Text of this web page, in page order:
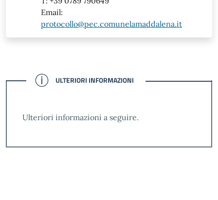
Email:
protocollo@pec.comunelamaddalena.it
CONFERMATO
ULTERIORI INFORMAZIONI
Ulteriori informazioni a seguire.